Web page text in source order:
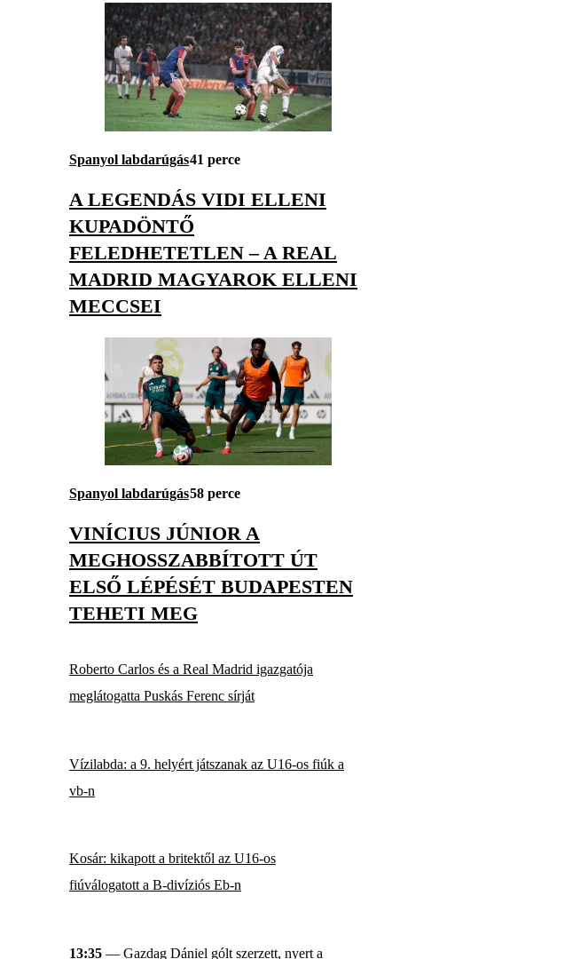
Spanyol labdarúgás41 perce
A LEGENDÁS VIDI ELLENI
KUPADÖNTŐ
FELEDHETETLEN – A REAL
MADRID MAGYAROK ELLENI
MECCSEI
Spanyol labdarúgás58 perce
VINÍCIUS JÚNIOR A
MEGHOSSZABBÍTOTT ÚT
ELSŐ LÉPÉSÉT BUDAPESTEN
TEHETI MEG
Roberto Carlos és a Real Madrid igazgatója
meglátogatta Puskás Ferenc sírját
Vízilabda: a 9. helyért játszanak az U16-os fiúk a
vb-n
Kosár: kikapott a britektől az U16-os
fiúválogatott a B-divíziós Eb-n
13:35 — Gazdag Dániel gólt szerzett, nyert a